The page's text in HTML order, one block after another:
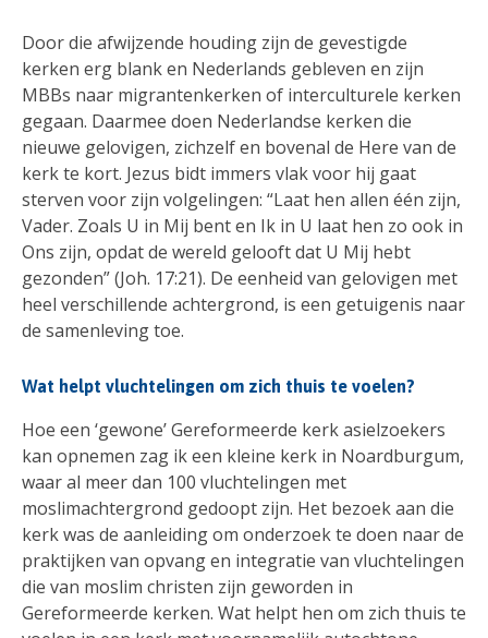
Door die afwijzende houding zijn de gevestigde
kerken erg blank en Nederlands gebleven en zijn
MBBs naar migrantenkerken of interculturele kerken
gegaan. Daarmee doen Nederlandse kerken die
nieuwe gelovigen, zichzelf en bovenal de Here van de
kerk te kort. Jezus bidt immers vlak voor hij gaat
sterven voor zijn volgelingen: “Laat hen allen één zijn,
Vader. Zoals U in Mij bent en Ik in U laat hen zo ook in
Ons zijn, opdat de wereld gelooft dat U Mij hebt
gezonden” (Joh. 17:21). De eenheid van gelovigen met
heel verschillende achtergrond, is een getuigenis naar
de samenleving toe.
Wat helpt vluchtelingen om zich thuis te voelen?
Hoe een ‘gewone’ Gereformeerde kerk asielzoekers
kan opnemen zag ik een kleine kerk in Noardburgum,
waar al meer dan 100 vluchtelingen met
moslimachtergrond gedoopt zijn. Het bezoek aan die
kerk was de aanleiding om onderzoek te doen naar de
praktijken van opvang en integratie van vluchtelingen
die van moslim christen zijn geworden in
Gereformeerde kerken. Wat helpt hen om zich thuis te